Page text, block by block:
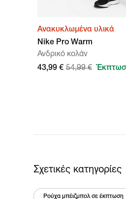
Ανακυκλωμένα υλικά
Nike Pro Warm
Ανδρικό κολάν
43,99 € 54,99 €
Σχετικές κατηγορίες
Ρούχα μπέιζμπολ σε έκπτωση